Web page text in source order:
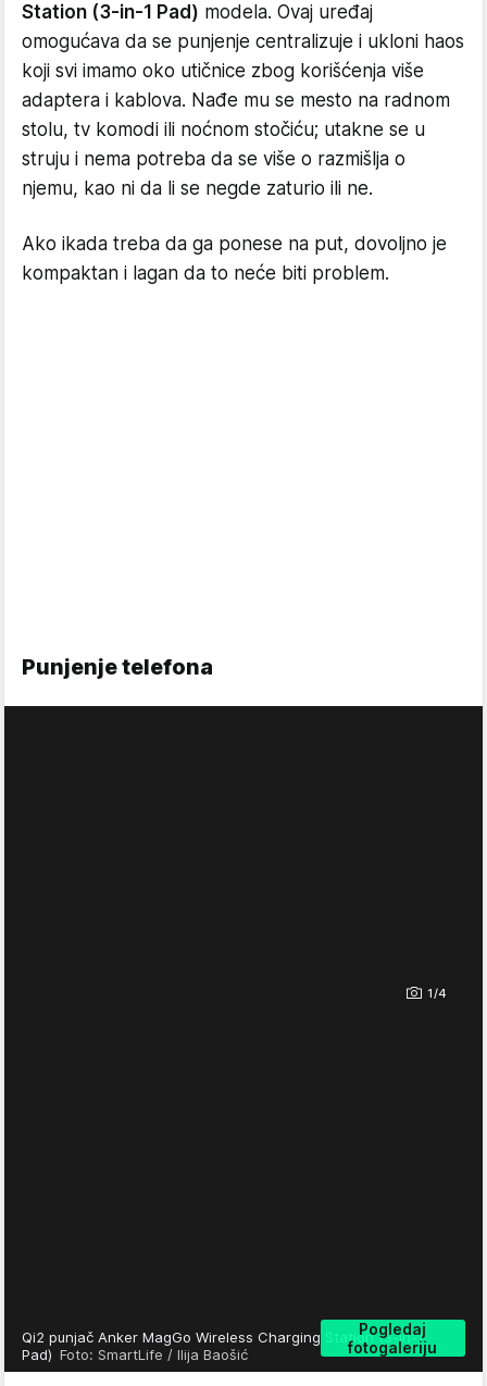
Station (3-in-1 Pad) modela. Ovaj uređaj
omogućava da se punjenje centralizuje i ukloni haos
koji svi imamo oko utičnice zbog korišćenja više
adaptera i kablova. Nađe mu se mesto na radnom
stolu, tv komodi ili noćnom stočiću; utakne se u
struju i nema potreba da se više o razmišlja o
njemu, kao ni da li se negde zaturio ili ne.
Ako ikada treba da ga ponese na put, dovoljno je
kompaktan i lagan da to neće biti problem.
Punjenje telefona
1/4
Pogledaj
fotogaleriju
Qi2 punjač Anker MagGo Wireless Charging Station (3-in-1
Pad) Foto: SmartLife / Ilija Baošić